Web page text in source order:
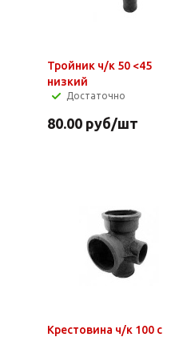
Тройник ч/к 50 <45
низкий
Достаточно
80.00руб/шт
Крестовина ч/к 100 с